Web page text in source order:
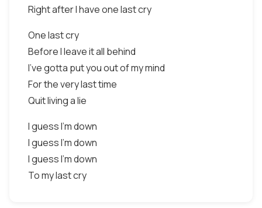
Right after I have one last cry
One last cry
Before I leave it all behind
I've gotta put you out of my mind
For the very last time
Quit living a lie
I guess I'm down
I guess I'm down
I guess I'm down
To my last cry